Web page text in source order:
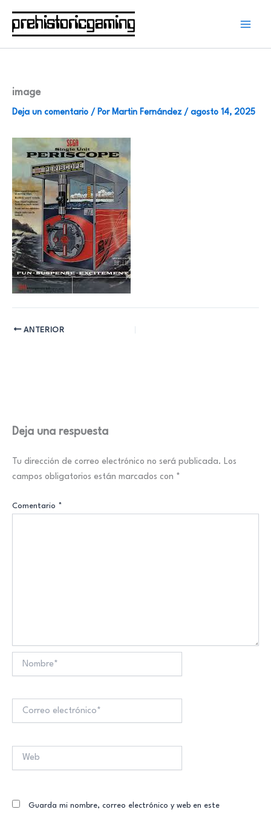
contenido
image
Deja un comentario / Por Martin Fernández / agosto 14, 2025
ANTERIOR
Deja una respuesta
Tu dirección de correo electrónico no será publicada. Los
campos obligatorios están marcados con *
Comentario *
Guarda mi nombre, correo electrónico y web en este